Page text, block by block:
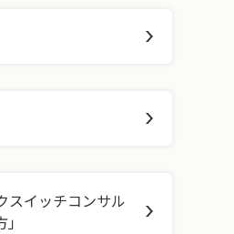
スイッチコンサル